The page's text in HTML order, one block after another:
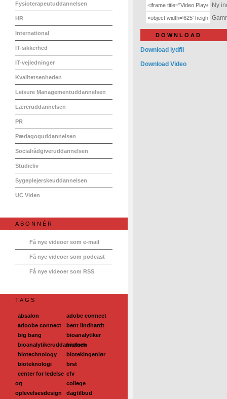
Fysioterapeutuddannelsen
HR
International
IT-sikkerhed
IT-vejledninger
Kvalitetsenheden
Leisure Managementuddannelsen
Læreruddannelsen
PR
Pædagoguddannelsen
Socialrådgiveruddannelsen
Studieliv
Sygeplejerskeuddannelsen
UC Viden
ABONNÉR
Få nye videoer som e-mail
Få nye videoer som podcast
Få nye videoer som RSS
TAGS
absalon
adobe connect
adoobe connect
bent lindhardt
big bang
bioanalytiker
bioanalytikeruddannelsen
biotech
biotechnology
biotekingeniør
bioteknologi
brst
center for ledelse
og
oplevelsesdesign
cfv
college
dagtilbud
Ny
DOWNLOAD
Download lydfil
Download Video